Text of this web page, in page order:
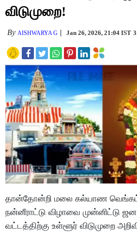
விடுமுறை!
By AISHWARYA G Jan 26, 2026, 21:04 IST
தான்தோன்றி மலை கல்யாண
நன்னீராட்டு விழாவை முன்னிட்டு
வட்டத்திற்கு உள்ளூர் விடுமுறை